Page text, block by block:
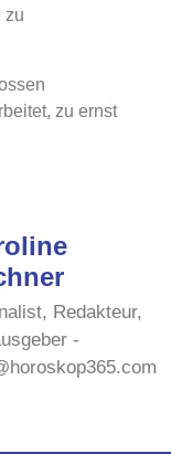
zu
zu ernst
Redakteur,
-